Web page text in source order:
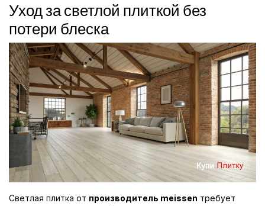
Уход за светлой плиткой без
потери блеска
Светлая плитка от производитель meissen требует